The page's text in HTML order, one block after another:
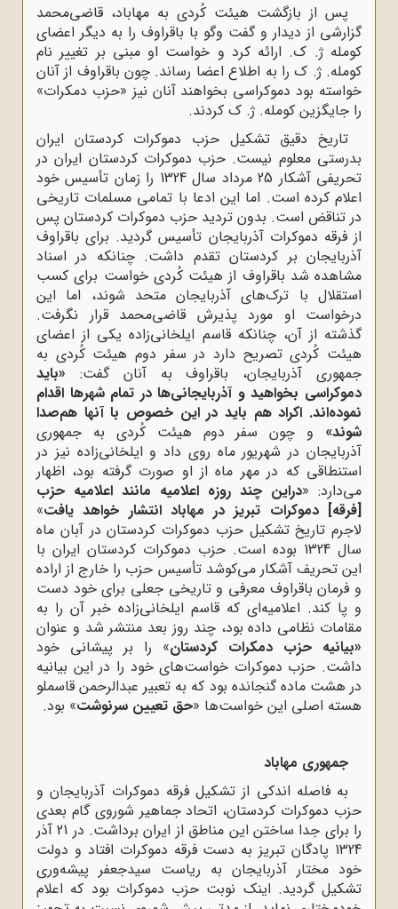
پس از بازگشت هیئت کُردی به مهاباد، قاضی‌محمد
گزارشی از دیدار و گفت وگو با باقراوف را به دیگر اعضای
کومله ژ. ک. ارائه کرد و خواست او مبنی بر تغییر نام
کومله. ژ. ک را به اطلاع اعضا رساند. چون باقراوف از آنان
خواسته بود دموکراسی بخواهند آنان نیز «حزب دمکرات»
را جایگزین کومله. ژ. ک کردند.
تاریخ دقیق تشکیل حزب دموکرات کردستان ایران
بدرستی معلوم نیست. حزب دموکرات کردستان ایران در
تحریفی آشکار 25 مرداد سال 1324 را زمان تأسیس خود
اعلام کرده است. اما این ادعا با تمامی مسلمات تاریخی
در تناقض است. بدون تردید حزب دموکرات کردستان پس
از فرقه دموکرات آذربایجان تأسیس گردید. برای باقراوف
آذربایجان بر کردستان تقدم داشت. چنانکه در اسناد
مشاهده شد باقراوف از هیئت کُردی خواست برای کسب
استقلال با ترک‌های آذربایجان متحد شوند، اما این
درخواست او مورد پذیرش قاضی‌محمد قرار نگرفت.
گذشته از آن، چنانکه قاسم ایلخانی‌زاده یکی از اعضای
هیئت کُردی تصریح دارد در سفر دوم هیئت کُردی به
جمهوری آذربایجان، باقراوف به آنان گفت: «باید
دموکراسی بخواهید و آذربایجانی‌ها در تمام شهرها اقدام
نموده‌اند. اکراد هم باید در این خصوص با آنها هم‌صدا
شوند» و چون سفر دوم هیئت کُردی به جمهوری
آذربایجان در شهریور ماه روی داد و ایلخانی‌زاده نیز در
استنطاقی که در مهر ماه از او صورت گرفته بود، اظهار
می‌دارد: «دراین چند روزه اعلامیه مانند اعلامیه حزب
[فرقه] دموکرات تبریز در مهاباد انتشار خواهد یافت»
لاجرم تاریخ تشکیل حزب دموکرات کردستان در آبان ماه
سال 1324 بوده است. حزب دموکرات کردستان ایران با
این تحریف آشکار می‌کوشد تأسیس حزب را خارج از اراده
و فرمان باقراوف معرفی و تاریخی جعلی برای خود دست
و پا کند. اعلامیه‌ای که قاسم ایلخانی‌زاده خبر آن را به
مقامات نظامی داده بود، چند روز بعد منتشر شد و عنوان
«بیانیه حزب دمکرات کردستان» را بر پیشانی خود
داشت. حزب دموکرات خواست‌های خود را در این بیانیه
در هشت ماده گنجانده بود که به تعبیر عبدالرحمن قاسملو
هسته اصلی این خواست‌ها «حق تعیین سرنوشت» بود.
جمهوری مهاباد
به فاصله اندکی از تشکیل فرقه دموکرات آذربایجان و
حزب دموکرات کردستان، اتحاد جماهیر شوروی گام بعدی
را برای جدا ساختن این مناطق از ایران برداشت. در 21 آذر
1324 پادگان تبریز به دست فرقه دموکرات افتاد و دولت
خود مختار آذربایجان به ریاست سیدجعفر پیشه‌وری
تشکیل گردید. اینک نوبت حزب دموکرات بود که اعلام